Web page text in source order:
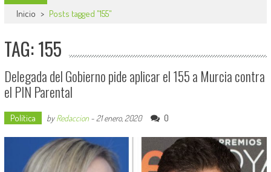
Inicio > Posts tagged "155"
TAG: 155
Delegada del Gobierno pide aplicar el 155 a Murcia contra
el PIN Parental
Política byRedaccion- 21 enero, 2020 0